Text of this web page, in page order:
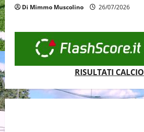
Di Mimmo Muscolino 26/07/2026
RISULTATI CALCIO